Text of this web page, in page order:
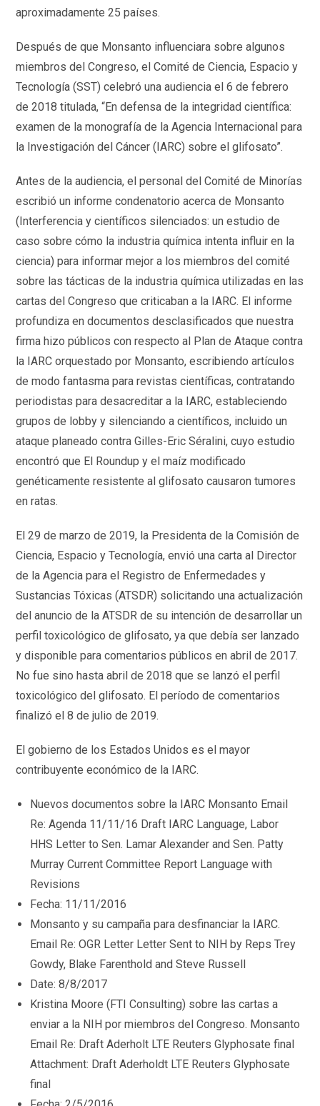
aproximadamente 25 países.
Después de que Monsanto influenciara sobre algunos
miembros del Congreso, el Comité de Ciencia, Espacio y
Tecnología (SST) celebró una audiencia el 6 de febrero
de 2018 titulada, “En defensa de la integridad científica:
examen de la monografía de la Agencia Internacional para
la Investigación del Cáncer (IARC) sobre el glifosato”.
Antes de la audiencia, el personal del Comité de Minorías
escribió un informe condenatorio acerca de Monsanto
(Interferencia y científicos silenciados: un estudio de
caso sobre cómo la industria química intenta influir en la
ciencia) para informar mejor a los miembros del comité
sobre las tácticas de la industria química utilizadas en las
cartas del Congreso que criticaban a la IARC. El informe
profundiza en documentos desclasificados que nuestra
firma hizo públicos con respecto al Plan de Ataque contra
la IARC orquestado por Monsanto, escribiendo artículos
de modo fantasma para revistas científicas, contratando
periodistas para desacreditar a la IARC, estableciendo
grupos de lobby y silenciando a científicos, incluido un
ataque planeado contra Gilles-Eric Séralini, cuyo estudio
encontró que El Roundup y el maíz modificado
genéticamente resistente al glifosato causaron tumores
en ratas.
El 29 de marzo de 2019, la Presidenta de la Comisión de
Ciencia, Espacio y Tecnología, envió una carta al Director
de la Agencia para el Registro de Enfermedades y
Sustancias Tóxicas (ATSDR) solicitando una actualización
del anuncio de la ATSDR de su intención de desarrollar un
perfil toxicológico de glifosato, ya que debía ser lanzado
y disponible para comentarios públicos en abril de 2017.
No fue sino hasta abril de 2018 que se lanzó el perfil
toxicológico del glifosato. El período de comentarios
finalizó el 8 de julio de 2019.
El gobierno de los Estados Unidos es el mayor
contribuyente económico de la IARC.
Nuevos documentos sobre la IARC Monsanto Email
Re: Agenda 11/11/16 Draft IARC Language, Labor
HHS Letter to Sen. Lamar Alexander and Sen. Patty
Murray Current Committee Report Language with
Revisions
Fecha: 11/11/2016
Monsanto y su campaña para desfinanciar la IARC.
Email Re: OGR Letter Letter Sent to NIH by Reps Trey
Gowdy, Blake Farenthold and Steve Russell
Date: 8/8/2017
Kristina Moore (FTI Consulting) sobre las cartas a
enviar a la NIH por miembros del Congreso. Monsanto
Email Re: Draft Aderholt LTE Reuters Glyphosate final
Attachment: Draft Aderholdt LTE Reuters Glyphosate
final